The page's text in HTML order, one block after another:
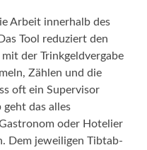
Arbeit innerhalb des
Tool reduziert den
der Trinkgeldvergabe
Zählen und die
oft ein Supervisor
das alles
oder Hotelier
Dem jeweiligen Tibtab-